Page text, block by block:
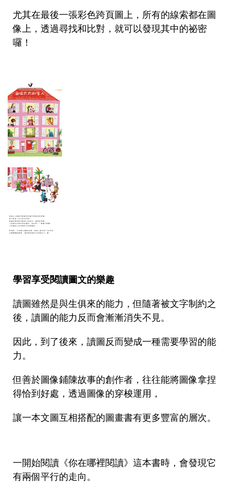
尤其在最後一張彩色跨頁圖上，所有的線索都在圖
像上，透過尋找和比對，就可以發現其中的祕密
囉！
學習享受閱讀圖文的樂趣
讀圖雖然是與生俱來的能力，但隨著被文字制約之
後，讀圖的能力反而會漸漸消失不見。
因此，到了後來，讀圖反而變成一種需要學習的能
力。
但善於圖像鋪陳故事的創作者，往往能將圖像拿捏
得恰到好處，透過圖像的穿梭運用，
讓一本文圖互相搭配的圖畫書有更多豐富的層次。
一開始閱讀《你在哪裡閱讀》這本書時，會發現它
有兩個平行的走向。